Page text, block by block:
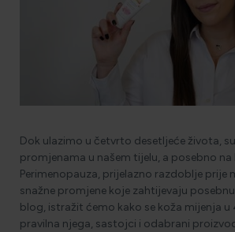
HOLISTIČKA NJEGA KOŽE
ZLATNI ELIKSIR MEDITERANA:
MORE, SUNCE I KLIMA: KAKO
DANA NA PLAŽI?
Dok ulazimo u četvrto desetljeće života,
promjenama u našem tijelu, a posebno na
Perimenopauza, prijelazno razdoblje prije
snažne promjene koje zahtijevaju
blog, istražit ćemo kako se koža mijenja
pravilna njega, sastojci i odabrani